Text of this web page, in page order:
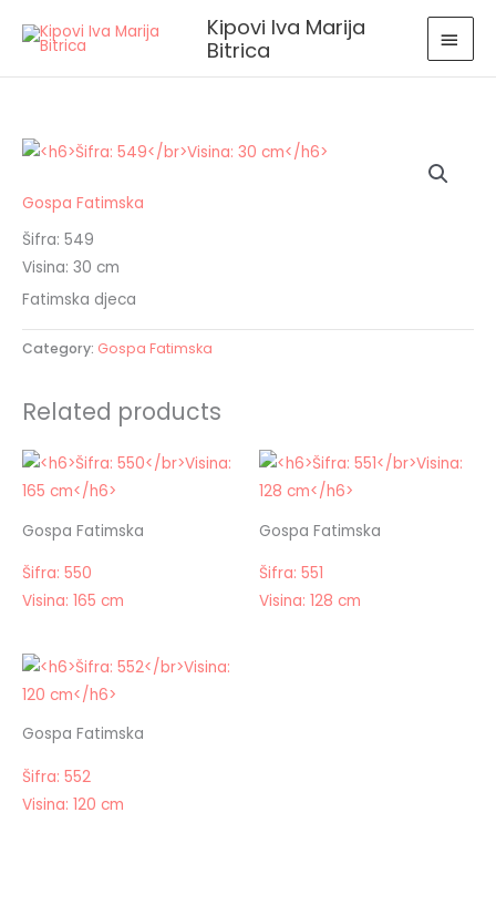
Kipovi Iva Marija
Bitrica
Gospa Fatimska
Šifra: 549
Visina: 30 cm
Fatimska djeca
Category: Gospa Fatimska
Related products
Gospa Fatimska
Šifra: 550
Visina: 165 cm
Gospa Fatimska
Šifra: 551
Visina: 128 cm
Gospa Fatimska
Šifra: 552
Visina: 120 cm